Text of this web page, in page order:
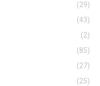
(29)
(43)
(2)
(85)
(27)
(25)